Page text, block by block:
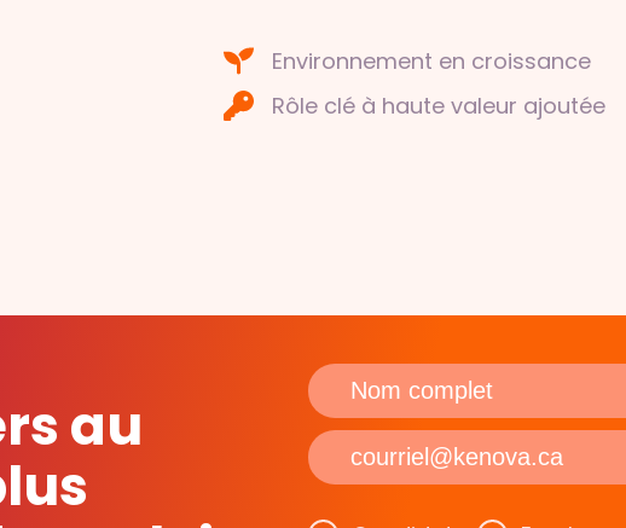
Environnement en croissance
Rôle clé à haute valeur ajoutée
au